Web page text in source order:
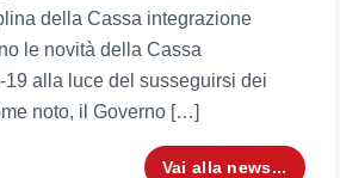
della Cassa integrazione
le novità della Cassa
alla luce del susseguirsi dei
noto, il Governo […]
Vai alla news...